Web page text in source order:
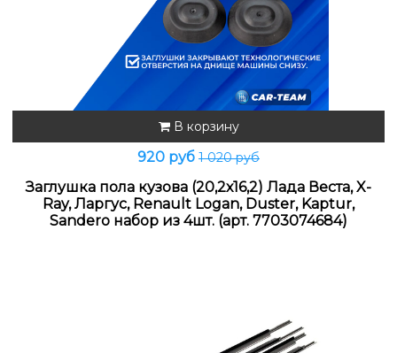
В корзину
920 руб 1 020 руб
Заглушка пола кузова (20,2х16,2) Лада Веста, X-
Ray, Ларгус, Renault Logan, Duster, Kaptur,
Sandero набор из 4шт. (арт. 7703074684)